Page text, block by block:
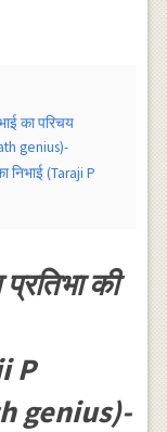
का परिचय
genius)-
निभाई (Taraji P
की
P
genius)-